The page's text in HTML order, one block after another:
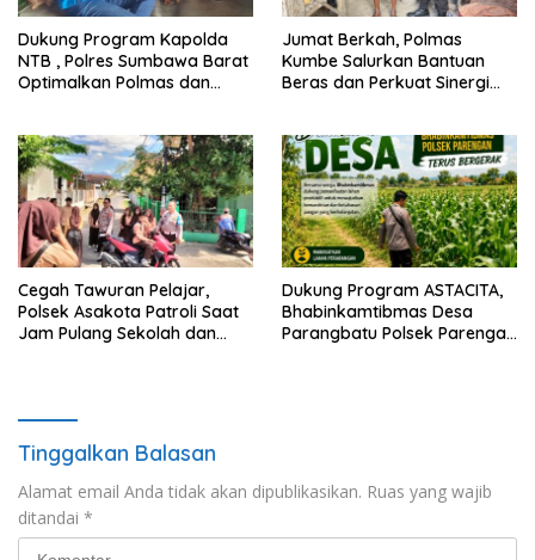
Dukung Program Kapolda
NTB , Polres Sumbawa Barat
Optimalkan Polmas dan
Jumat Berkah, Polmas
Kumbe Salurkan Bantuan
Beras dan Perkuat Sinergi
Cegah Tawuran Pelajar,
Polsek Asakota Patroli Saat
Jam Pulang Sekolah dan
Dukung Program ASTACITA,
Bhabinkamtibmas Desa
Parangbatu Polsek Parengan
Tinggalkan Balasan
Alamat email Anda tidak akan dipublikasikan. Ruas yang wajib
ditandai *